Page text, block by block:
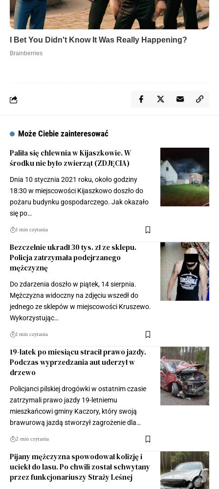
Może Ciebie zainteresować
Paliła się chlewnia w Kijaszkowie. W
środku nie było zwierząt (ZDJĘCIA)
Dnia 10 stycznia 2021 roku, około godziny
18:30 w miejscowości Kijaszkowo doszło do
pożaru budynku gospodarczego. Jak okazało
się po…
1 min czytania
Bezczelnie ukradł 30 tys. zł ze sklepu.
Policja zatrzymała podejrzanego
mężczyznę
Do zdarzenia doszło w piątek, 14 sierpnia.
Mężczyzna widoczny na zdjęciu wszedł do
jednego ze sklepów w miejscowości Kruszewo.
Wykorzystując…
1 min czytania
19-latek po miesiącu stracił prawo jazdy.
Podczas wyprzedzania aut uderzył w
drzewo
Policjanci pilskiej drogówki w ostatnim czasie
zatrzymali prawo jazdy 19-letniemu
mieszkańcowi gminy Kaczory, który swoją
brawurową jazdą stworzył zagrożenie dla…
2 min czytania
Pijany mężczyzna spowodował kolizję i
uciekł do lasu. Po chwili został schwytany
przez funkcjonariuszy Straży Leśnej